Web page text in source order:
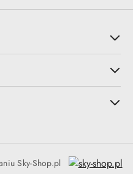
Sky-Shop.pl